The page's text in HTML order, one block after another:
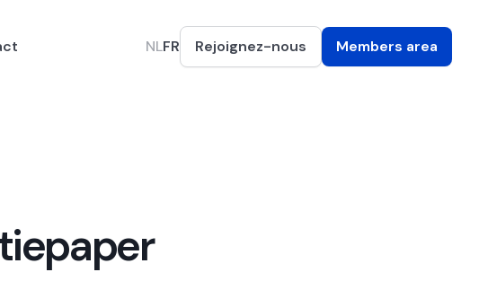
NLFR Rejoignez-nous Members area